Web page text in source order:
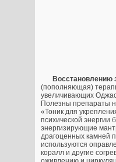
Восстановлению
(пополняющая)
увеличивающих
Полезны препараты
«Тоник для
психической
энергизирующие
драгоценных камней
используются
коралл и другие